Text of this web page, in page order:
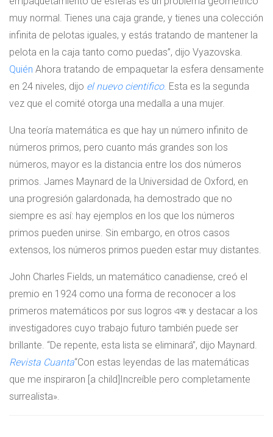
muy normal. Tienes una caja grande, y tienes una colección
infinita de pelotas iguales, y estás tratando de mantener la
pelota en la caja tanto como puedas”, dijo Vyazovska.
Quién Ahora tratando de empaquetar la esfera densamente
en 24 niveles, dijo el nuevo cientifico. Esta es la segunda
vez que el comité otorga una medalla a una mujer.
Una teoría matemática es que hay un número infinito de
números primos, pero cuanto más grandes son los
números, mayor es la distancia entre los dos números
primos. James Maynard de la Universidad de Oxford, en
una progresión galardonada, ha demostrado que no
siempre es así: hay ejemplos en los que los números
primos pueden unirse. Sin embargo, en otros casos
extensos, los números primos pueden estar muy distantes.
John Charles Fields, un matemático canadiense, creó el
premio en 1924 como una forma de reconocer a los
primeros matemáticos por sus logros এবং y destacar a los
investigadores cuyo trabajo futuro también puede ser
brillante. “De repente, esta lista se eliminará”, dijo Maynard.
Revista Cuanta“Con estas leyendas de las matemáticas
que me inspiraron [a child]Increíble pero completamente
surrealista».